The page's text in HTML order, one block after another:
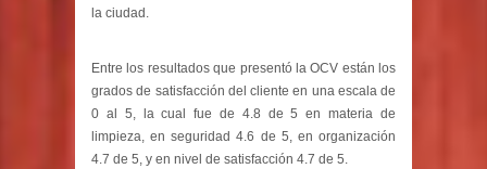
la ciudad.
Entre los resultados que presentó la OCV están los
grados de satisfacción del cliente en una escala de
0 al 5, la cual fue de 4.8 de 5 en materia de
limpieza, en seguridad 4.6 de 5, en organización
4.7 de 5, y en nivel de satisfacción 4.7 de 5.